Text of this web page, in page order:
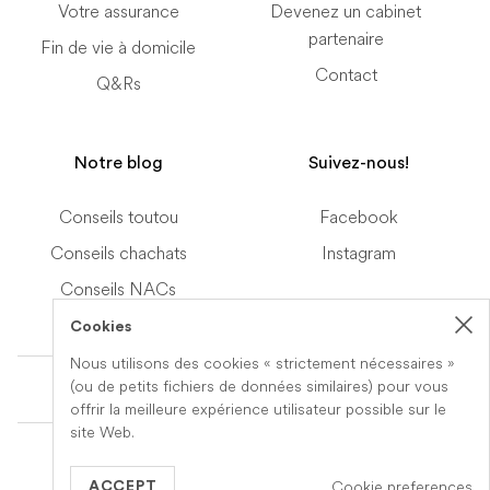
Cookies
Nous utilisons des cookies « strictement nécessaires »
(ou de petits fichiers de données similaires) pour vous
offrir la meilleure expérience utilisateur possible sur le
site Web.
ACCEPT
Votre assurance
Fin de vie à domicile
Q&Rs
Devenez un cabinet
partenaire
Contact
Notre blog
Conseils toutou
Conseils chachats
Conseils NACs
Suivez-nous!
Facebook
Instagram
Terms of Service